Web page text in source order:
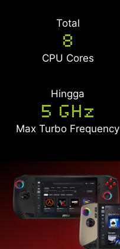
Total
8
CPU Cores
Hingga
5 GHz
Max Turbo Frequency